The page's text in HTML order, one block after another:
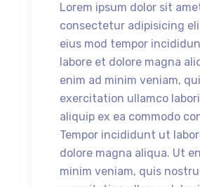
Lorem ipsum dolor sit
consectetur adipisicing
eius mod tempor
labore et dolore magna
enim ad minim veniam,
exercitation ullamco
aliquip ex ea commodo
Tempor incididunt ut
dolore magna aliqua. Ut
minim veniam, quis